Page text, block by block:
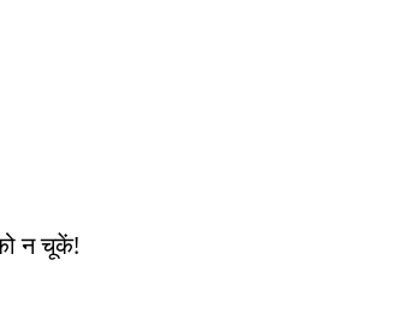
न चूकें!